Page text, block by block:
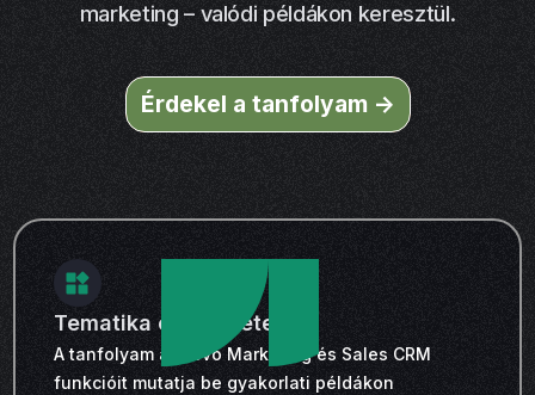
marketing – valódi példákon keresztül.
Érdekel a tanfolyam ->
Tematika és részletek
A tanfolyam a Brevo Marketing és Sales CRM
funkcióit mutatja be gyakorlati példákon